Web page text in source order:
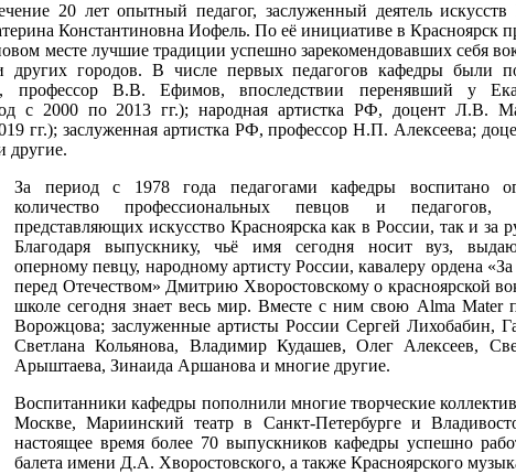
20 лет опытный педагог, заслуженный деятель искусств
Константиновна Иофель. По её инициативе в Красноярск
месте лучшие традиции успешно зарекомендовавших себя
других городов. В числе первых педагогов кафедры были
профессор В.В. Ефимов, впоследствии перенявший у
с 2000 по 2013 гг.); народная артистка РФ, доцент Л.В.
гг.); заслуженная артистка РФ, профессор Н.П. Алексеева;
другие.
За период с 1978 года педагогами кафедры воспитано
количество профессиональных певцов и педагогов,
представляющих искусство Красноярска как в России, так и за
Благодаря выпускнику, чьё имя сегодня носит вуз,
оперному певцу, народному артисту России, кавалеру ордена «За
перед Отечеством» Дмитрию Хворостовскому о красноярской
школе сегодня знает весь мир. Вместе с ним свою Alma
Ворожцова; заслуженные артисты России Сергей Лихобабин,
Светлана Кольянова, Владимир Кудашев, Олег Алексеев,
Арыштаева, Зинаида Аршанова и многие другие.
Воспитанники кафедры пополнили многие творческие
Москве, Мариинский театр в Санкт-Петербурге и
настоящее время более 70 выпускников кафедры успешно
балета имени Д.А. Хворостовского, а также Красноярского